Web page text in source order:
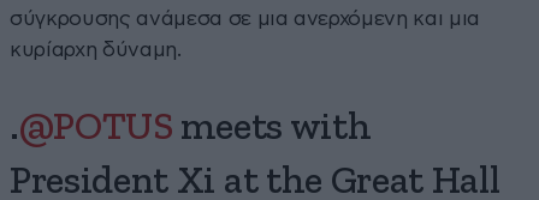
σύγκρουσης ανάμεσα σε μια ανερχόμενη και μια
κυρίαρχη δύναμη.
.@POTUS meets with
President Xi at the Great Hall